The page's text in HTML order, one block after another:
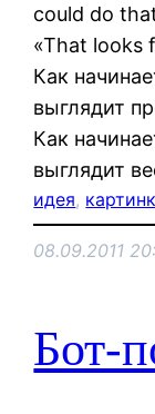
could do
«That looks
Как
выглядит
Как
выглядит
идея,
08.09.2011
Бот-